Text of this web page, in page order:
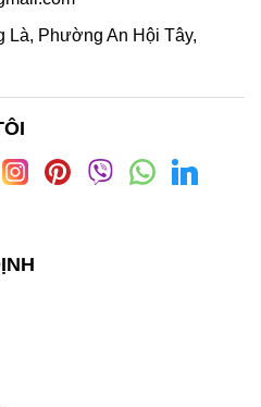
Là, Phường An Hội Tây,